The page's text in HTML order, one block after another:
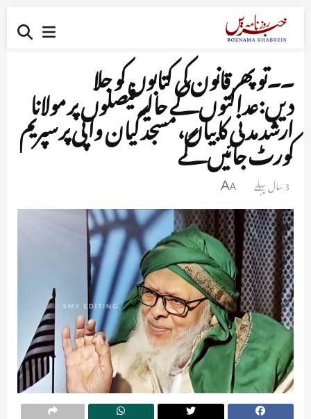
۔۔تو پھر قانون کی کتابوں کو جلا
دیں:عدالتوں کے حالیہ فیصلوں پر مولانا
ارشد مدنی کا بیان، مسجد گیان واپی پر سپریم
کورٹ جائیں گے
3 سال پہلے A
A